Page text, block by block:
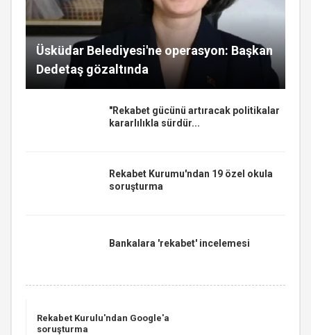
Üsküdar Belediyesi'ne operasyon: Başkan
Dedetaş gözaltında
"Rekabet gücünü artıracak politikalar
kararlılıkla sürdür...
Rekabet Kurumu'ndan 19 özel okula
soruşturma
Bankalara 'rekabet' incelemesi
Rekabet Kurulu'ndan Google'a
soruşturma